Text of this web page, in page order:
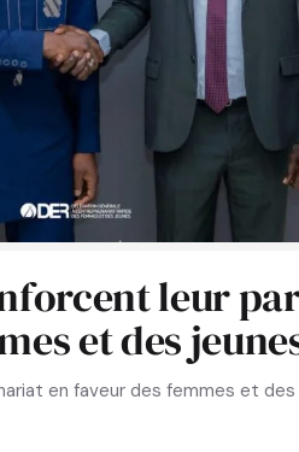
leur
et des
en faveur des femmes et des